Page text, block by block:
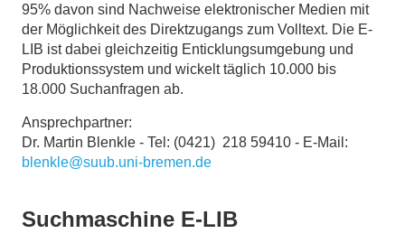
95% davon sind Nachweise elektronischer Medien mit
der Möglichkeit des Direktzugangs zum Volltext. Die E-
LIB ist dabei gleichzeitig Enticklungsumgebung und
Produktionssystem und wickelt täglich 10.000 bis
18.000 Suchanfragen ab.
Ansprechpartner:
Dr. Martin Blenkle - Tel: (0421) 218 59410 - E-Mail:
blenkle@suub.uni-bremen.de
Suchmaschine E-LIB